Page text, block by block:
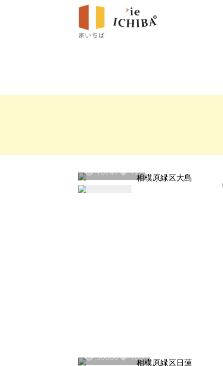
16741 12
50660 188